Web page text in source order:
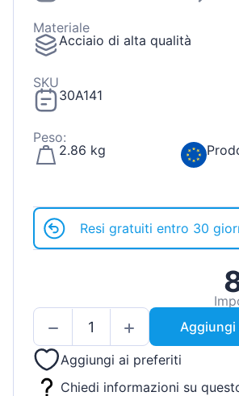
Materiale
Acciaio di alta qualità
SKU
30A141
Peso:
2.86 kg
Resi gratuiti entro 30
Aggiungi
Aggiungi ai preferiti
Chiedi informazioni su